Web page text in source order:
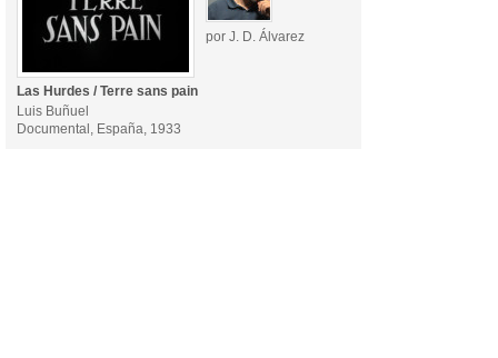
por J. D. Álvarez
Las Hurdes / Terre sans pain
Luis Buñuel
Documental, España, 1933